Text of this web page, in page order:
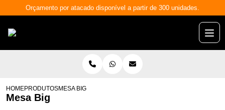
Orçamento por atacado disponível a partir de 300 unidades.
HOMEPRODUTOSMESA BIG
Mesa Big